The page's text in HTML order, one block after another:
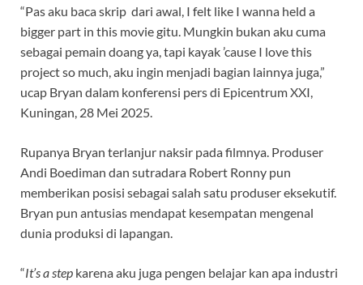
“Pas aku baca skrip dari awal, I felt like I wanna held a
bigger part in this movie gitu. Mungkin bukan aku cuma
sebagai pemain doang ya, tapi kayak ’cause I love this
project so much, aku ingin menjadi bagian lainnya juga,”
ucap Bryan dalam konferensi pers di Epicentrum XXI,
Kuningan, 28 Mei 2025.
Rupanya Bryan terlanjur naksir pada filmnya. Produser
Andi Boediman dan sutradara Robert Ronny pun
memberikan posisi sebagai salah satu produser eksekutif.
Bryan pun antusias mendapat kesempatan mengenal
dunia produksi di lapangan.
“It’s a step karena aku juga pengen belajar kan apa industri